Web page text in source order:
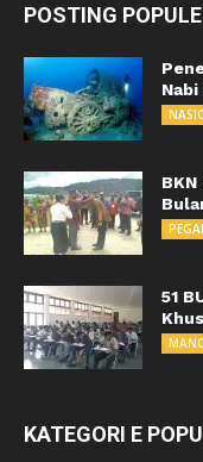
POSTING
BKN
51
KATEGORI E